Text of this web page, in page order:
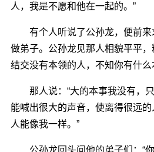
人，我是不愿和他在一起的。”
有个人听说了公孙龙，便前来
做弟子。公孙龙见那人相貌平平
结交没有本领的人，不知你有什么
那人说：“大的本事我没有，只
能喊出很大的声音，使离得很远
人能像我一样。”
公孙龙回头问他的弟子们：“你